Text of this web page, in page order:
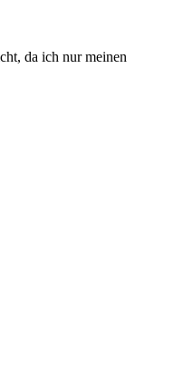
da ich nur meinen